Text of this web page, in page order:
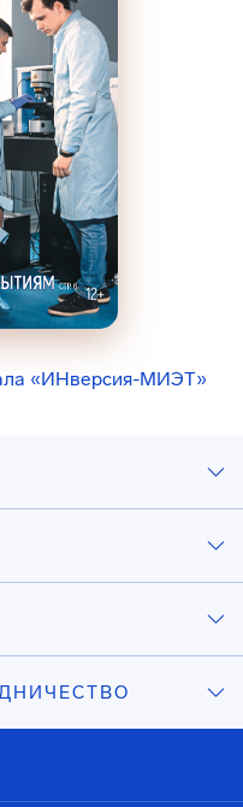
«ИНверсия-МИЭТ»